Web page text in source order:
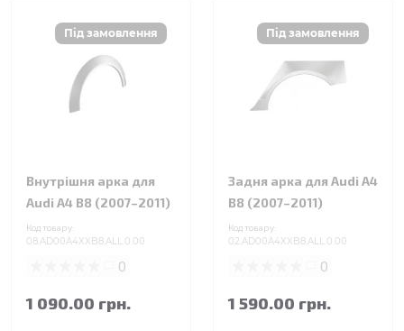
Внутрішня арка для
Audi A4 B8 (2007–2011)
Код товару:
08.AD00A4XXB8.ALL.0.00
0
1 090.00 грн.
Задня арка для Audi A4
B8 (2007–2011)
Код товару:
02.AD00A4XXB8.ALL.0.00
0
1 590.00 грн.